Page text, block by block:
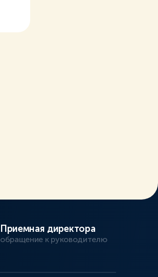
Приемная директора
обращение к руководителю